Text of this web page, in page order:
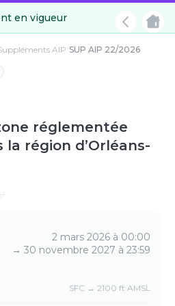
en vigueur
AIP SUP AIP 22/2026
réglementée
région d’Orléans-
2 mars 2026 à 00:00
→ 30 novembre 2027 à 23:59
SFC → 2100 ft AMSL